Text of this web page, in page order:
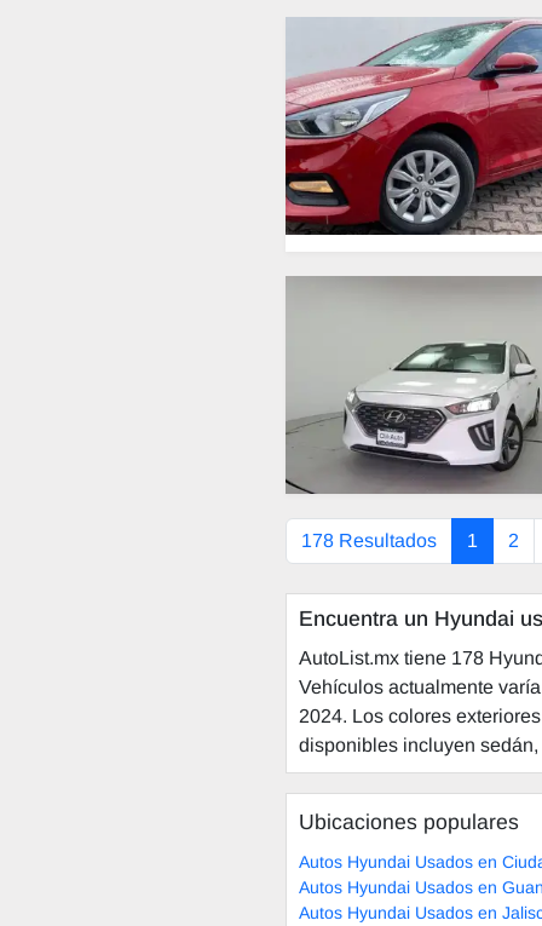
178 Resultados 1 2
Encuentra un Hyundai
AutoList.mx tiene 178
Vehículos actualmente
2024. Los colores
disponibles incluyen
Ubicaciones populares
Autos Hyundai Usados en
Autos Hyundai Usados en
Autos Hyundai Usados en